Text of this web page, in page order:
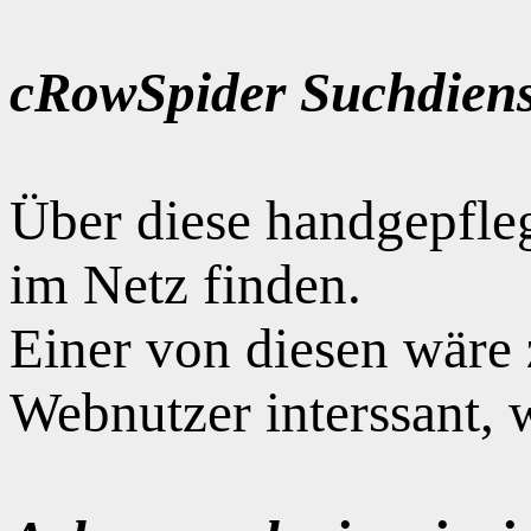
cRowSpider
Über diese
im Netz finden.
Einer von diesen
Webnutzer interssant,